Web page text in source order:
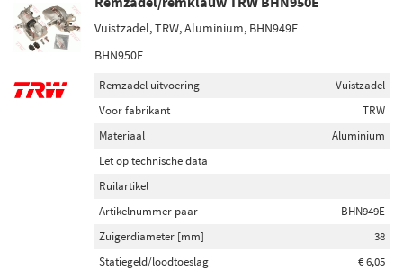
Vuistzadel, TRW, Aluminium, BHN949E
BHN950E
Remzadel uitvoering
Vuistzadel
Voor fabrikant
TRW
Materiaal
Aluminium
Let op technische data
Ruilartikel
Artikelnummer paar
BHN949E
Zuigerdiameter [mm]
38
Statiegeld/loodtoeslag
€ 6,05